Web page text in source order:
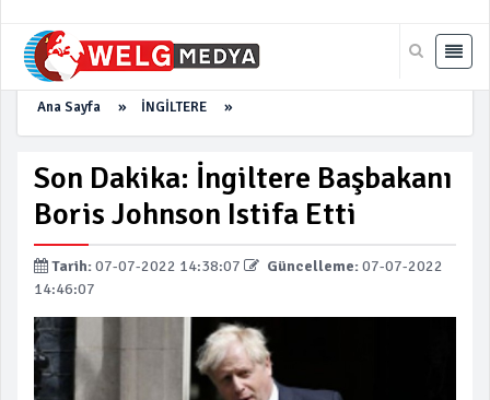
Ana Sayfa » İNGİLTERE »
Son Dakika: İngiltere Başbakanı
Boris Johnson Istifa Etti
Tarih:07-07-2022 14:38:07 Güncelleme:07-07-2022
14:46:07